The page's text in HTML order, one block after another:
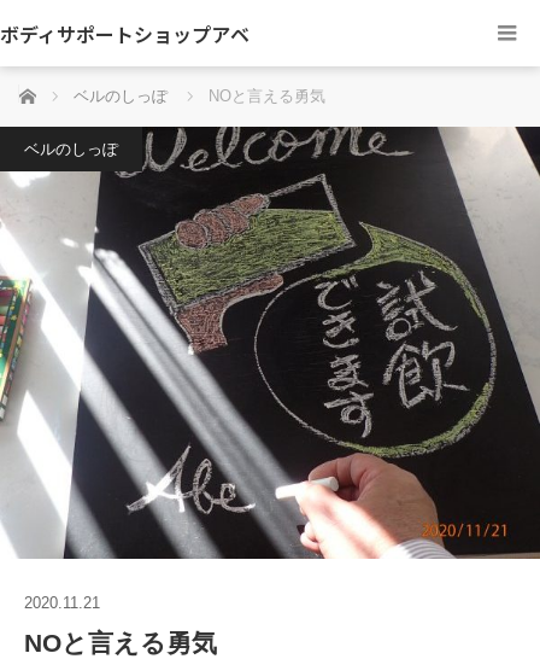
ボディサポートショップアベ
ホーム ベルのしっぽ NOと言える勇気
ベルのしっぽ
2020.11.21
NOと言える勇気